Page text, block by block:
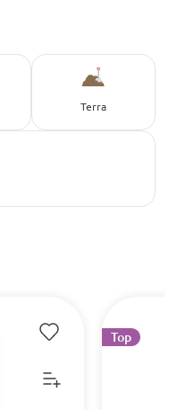
Terra
Top